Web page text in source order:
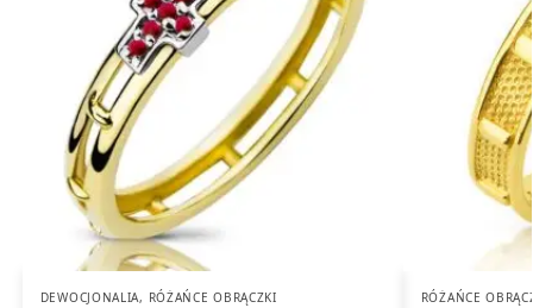
DEWOCJONALIA, RÓŻAŃCE OBRĄCZKI RÓŻAŃCE